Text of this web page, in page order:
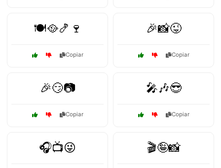
🍽️🥘🍤🍷
Copiar
🎉📸😜
Copiar
🎉😏📷
Copiar
🎤🎶😎
Copiar
🎧📺😜 🎬🤪📸